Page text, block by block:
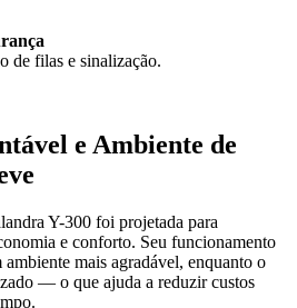
de filas e sinalização.
e Ambiente de
Y-300 foi projetada para
e conforto. Seu funcionamento
mais agradável, enquanto o
— o que ajuda a reduzir custos